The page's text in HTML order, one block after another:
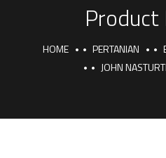
HOME PERTANIAN
JOHN